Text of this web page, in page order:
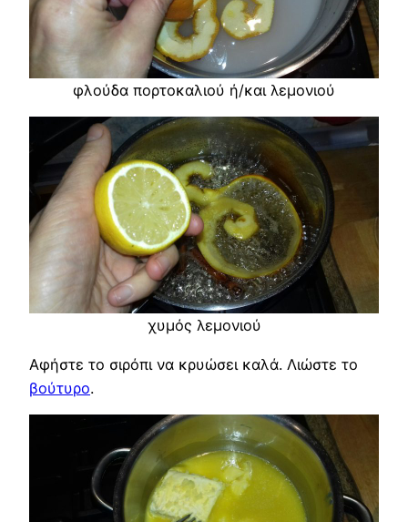
φλούδα πορτοκαλιού ή/και λεμονιού
χυμός λεμονιού
Αφήστε το σιρόπι να κρυώσει καλά. Λιώστε το
βούτυρο.